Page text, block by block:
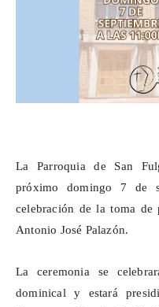
La Parroquia de San
próximo domingo 7 de
celebración de la toma de
Antonio José Palazón.
La ceremonia se
dominical y estará